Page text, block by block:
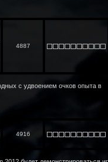
4887
с удвоением очков опыта в
4916